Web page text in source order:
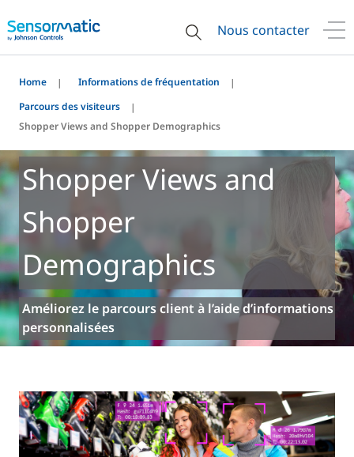
Nous contacter
Home
Informations de fréquentation
Parcours des visiteurs
Shopper Views and Shopper Demographics
Shopper Views and
Shopper
Demographics
Améliorez le parcours client à l’aide d’informations
personnalisées